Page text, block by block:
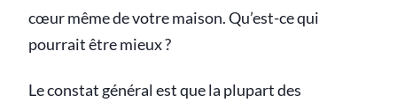
cœur même de votre maison. Qu’est-ce qui
pourrait être mieux ?
Le constat général est que la plupart des